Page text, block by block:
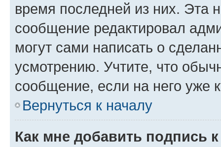
время последней из них. Эта
сообщение редактировал
могут сами написать о
усмотрению. Учтите, что
сообщение, если на него уже
Вернуться к началу
Как мне добавить подпись